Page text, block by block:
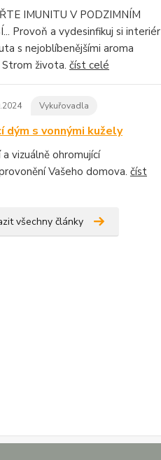
IMUNITU V PODZIMNÍM
Provoň a vydesinfikuj si interiér
s nejoblíbenějšími aroma
života. číst celé
Vykuřovadla
dým s vonnými kužely
vizuálně ohromující
Vašeho domova. číst
všechny články